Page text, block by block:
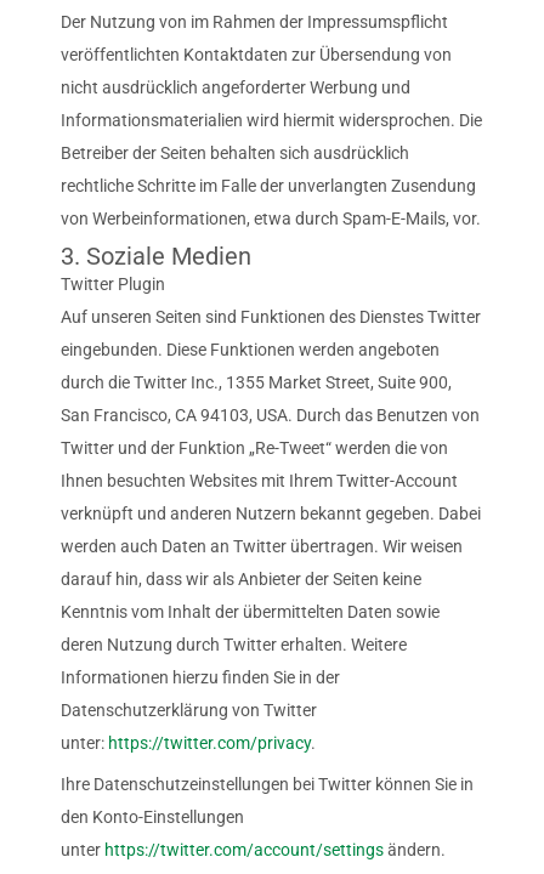
Der Nutzung von im Rahmen der Impressumspflicht
veröffentlichten Kontaktdaten zur Übersendung von
nicht ausdrücklich angeforderter Werbung und
Informationsmaterialien wird hiermit widersprochen. Die
Betreiber der Seiten behalten sich ausdrücklich
rechtliche Schritte im Falle der unverlangten Zusendung
von Werbeinformationen, etwa durch Spam-E-Mails, vor.
3. Soziale Medien
Twitter Plugin
Auf unseren Seiten sind Funktionen des Dienstes Twitter
eingebunden. Diese Funktionen werden angeboten
durch die Twitter Inc., 1355 Market Street, Suite 900,
San Francisco, CA 94103, USA. Durch das Benutzen von
Twitter und der Funktion „Re-Tweet“ werden die von
Ihnen besuchten Websites mit Ihrem Twitter-Account
verknüpft und anderen Nutzern bekannt gegeben. Dabei
werden auch Daten an Twitter übertragen. Wir weisen
darauf hin, dass wir als Anbieter der Seiten keine
Kenntnis vom Inhalt der übermittelten Daten sowie
deren Nutzung durch Twitter erhalten. Weitere
Informationen hierzu finden Sie in der
Datenschutzerklärung von Twitter
unter: https://twitter.com/privacy.
Ihre Datenschutzeinstellungen bei Twitter können Sie in
den Konto-Einstellungen
unter https://twitter.com/account/settingsändern.